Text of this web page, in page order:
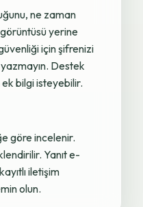
ne zaman
görüntüsü yerine
için şifrenizi
Destek
bilgi isteyebilir.
göre incelenir.
Yanıt e-
iletişim
olun.